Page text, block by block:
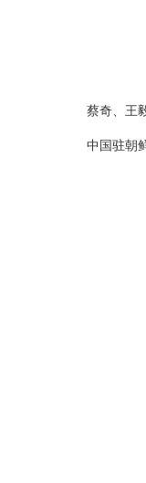
蔡奇、王
中国驻朝